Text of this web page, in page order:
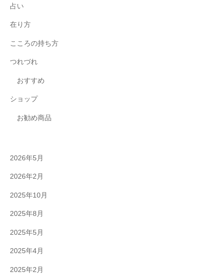
占い
在り方
こころの持ち方
つれづれ
おすすめ
ショップ
お勧め商品
2026年5月
2026年2月
2025年10月
2025年8月
2025年5月
2025年4月
2025年2月